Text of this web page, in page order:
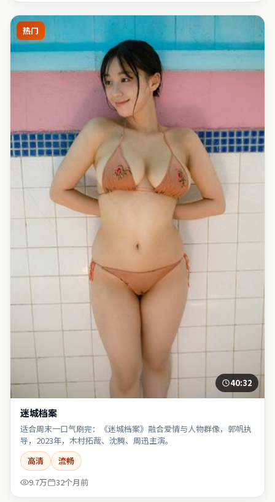
热门
40:32
迷城档案
适合周末一口气刷完：《迷城档案》融合爱情与人物群像，郭帆执
导，2023年，木村拓哉、沈腾、周迅主演。
高清
流畅
9.7万
32个月前